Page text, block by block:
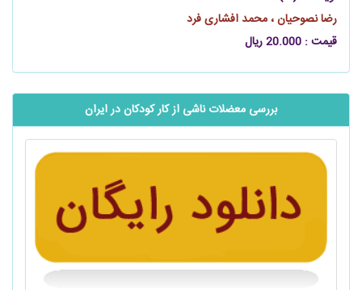
رضا نصوحیان ، محمد افشاری فرد
قیمت : 20.000 ریال
بررسی معضلات ناشی از کار کودکان در ایران